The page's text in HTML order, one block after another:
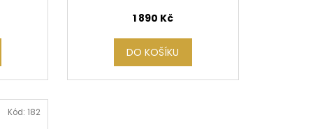
1 890 Kč
DO KOŠÍKU
Kód: 182